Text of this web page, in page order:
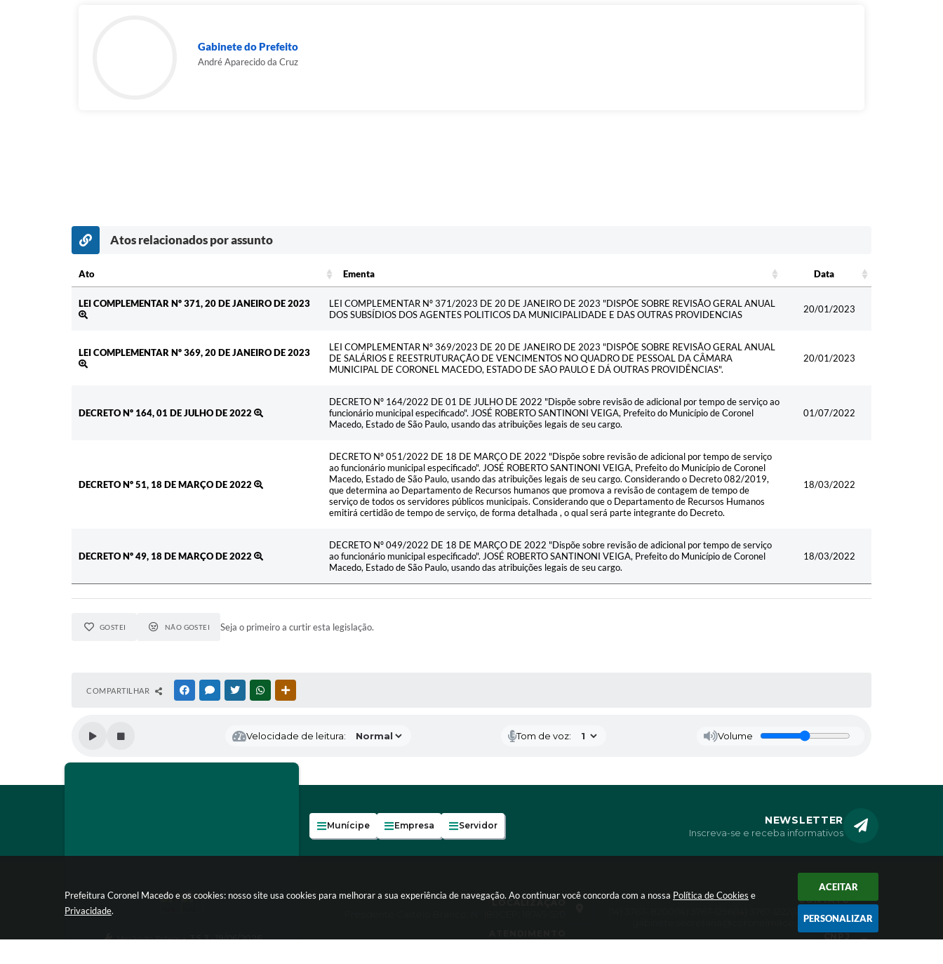
Prefeitura Coronel Macedo e os cookies: nosso site usa cookies para melhorar a sua experiência de navegação. Ao continuar você concorda com a nossa Política de Cookies e
Privacidade.
ACEITAR
PERSONALIZAR
Gabinete do Prefeito
André Aparecido da Cruz
Atos relacionados por assunto
Ato Ementa
Data
LEI COMPLEMENTAR Nº 371, 20 DE JANEIRO DE 2023
LEI COMPLEMENTAR Nº 371/2023 DE 20 DE JANEIRO DE 2023 "DISPÕE SOBRE REVISÃO GERAL ANUAL
DOS SUBSÍDIOS DOS AGENTES POLITICOS DA MUNICIPALIDADE E DAS OUTRAS PROVIDENCIAS
20/01/2023
LEI COMPLEMENTAR Nº 369, 20 DE JANEIRO DE 2023
LEI COMPLEMENTAR Nº 369/2023 DE 20 DE JANEIRO DE 2023 "DISPÕE SOBRE REVISÃO GERAL ANUAL
DE SALÁRIOS E REESTRUTURAÇÃO DE VENCIMENTOS NO QUADRO DE PESSOAL DA CÂMARA
MUNICIPAL DE CORONEL MACEDO, ESTADO DE SÃO PAULO E DÁ OUTRAS PROVIDÊNCIAS".
20/01/2023
DECRETO Nº 164, 01 DE JULHO DE 2022
DECRETO Nº 164/2022 DE 01 DE JULHO DE 2022 "Dispõe sobre revisão de adicional por tempo de serviço ao
funcionário municipal especificado". JOSÉ ROBERTO SANTINONI VEIGA, Prefeito do Município de Coronel
Macedo, Estado de São Paulo, usando das atribuições legais de seu cargo.
01/07/2022
DECRETO Nº 51, 18 DE MARÇO DE 2022
DECRETO Nº 051/2022 DE 18 DE MARÇO DE 2022 "Dispõe sobre revisão de adicional por tempo de serviço
ao funcionário municipal especificado". JOSÉ ROBERTO SANTINONI VEIGA, Prefeito do Município de Coronel
Macedo, Estado de São Paulo, usando das atribuições legais de seu cargo. Considerando o Decreto 082/2019,
que determina ao Departamento de Recursos humanos que promova a revisão de contagem de tempo de
serviço de todos os servidores públicos municipais. Considerando que o Departamento de Recursos Humanos
emitirá certidão de tempo de serviço, de forma detalhada , o qual será parte integrante do Decreto.
18/03/2022
DECRETO Nº 49, 18 DE MARÇO DE 2022
DECRETO Nº 049/2022 DE 18 DE MARÇO DE 2022 "Dispõe sobre revisão de adicional por tempo de serviço
ao funcionário municipal especificado". JOSÉ ROBERTO SANTINONI VEIGA, Prefeito do Município de Coronel
Macedo, Estado de São Paulo, usando das atribuições legais de seu cargo.
18/03/2022
GOSTEI NÃO GOSTEI Seja o primeiro a curtir esta legislação.
COMPARTILHAR FACEBOOKMESSENGER
TWITTERWHATSAPP
Velocidade de leitura: Tom de voz: Volume
NEWSLETTER
Inscreva-se e receba informativos
Munícipe Empresa Servidor
LOCALIZAÇÃO CONTATO
gabinete.secretaria@coronelmacedo.sp.gov.br
CNPJ
Versão do Sistema:3.5.3 - 19/06/2026